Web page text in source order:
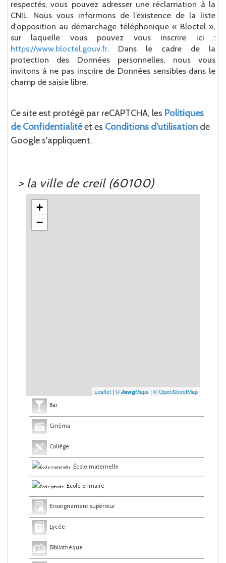
respectés, vous pouvez adresser une réclamation à la
CNIL. Nous vous informons de l’existence de la liste
d'opposition au démarchage téléphonique « Bloctel »,
sur laquelle vous pouvez vous inscrire ici :
https://www.bloctel.gouv.fr. Dans le cadre de la
protection des Données personnelles, nous vous
invitons à ne pas inscrire de Données sensibles dans le
champ de saisie libre.
Ce site est protégé par reCAPTCHA, les Politiques
de Confidentialitéet es Conditions d'utilisation de
Google s'appliquent.
> la ville de creil (60100)
+
−
Leaflet | © JawgMaps | © OpenStreetMap
Bar
Cinéma
Collège
École maternelle
École primaire
Enseignement supérieur
Lycée
Bibliothèque